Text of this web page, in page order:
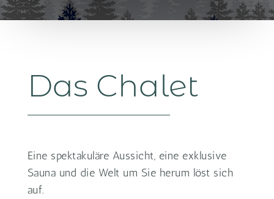
Das Chalet
Eine spektakuläre Aussicht, eine exklusive
Sauna und die Welt um Sie herum löst sich
auf.